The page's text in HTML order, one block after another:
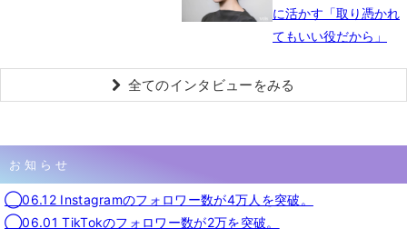
に活かす「取り憑かれ
てもいい役だから」
全てのインタビューをみる
お知らせ
◯06.12 Instagramのフォロワー数が4万人を突破。
◯06.01 TikTokのフォロワー数が2万を突破。